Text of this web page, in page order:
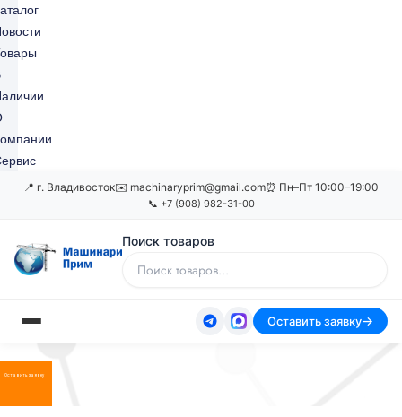
📍 г. Владивосток✉️ machinaryprim@gmail.com⏰ Пн–Пт 10:00–19:00
📞 +7 (908) 982-31-00
Поиск товаров
Оставить заявку
Оставить заявку